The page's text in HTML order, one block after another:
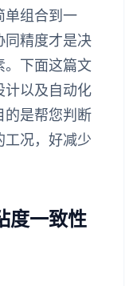
单组合到一
同精度才是决
。下面这篇文
计以及自动化
的是帮您判断
工况，好减少
度一致性